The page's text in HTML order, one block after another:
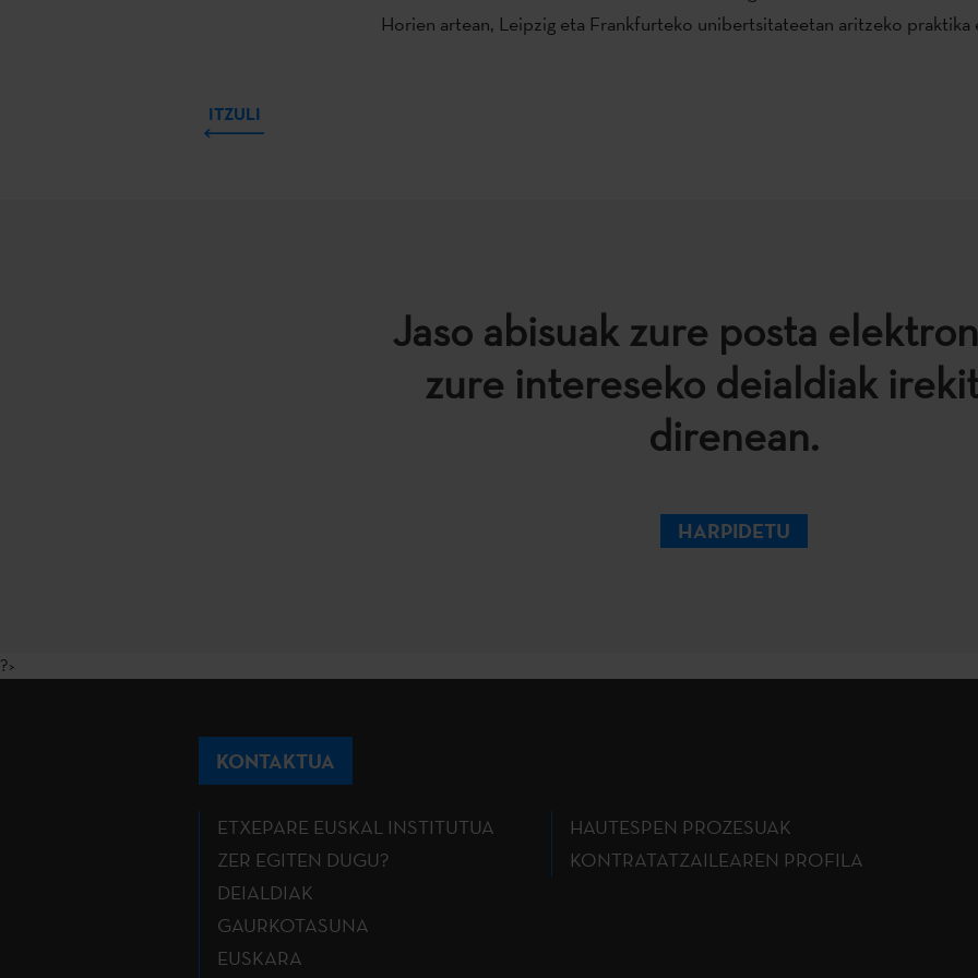
Horien artean, Leipzig eta Frankfurteko unibertsitateetan aritzeko praktika
ITZULI
Jaso abisuak zure posta
zure intereseko deialdiak
direnean.
HARPIDETU
?>
KONTAKTUA
ETXEPARE EUSKAL INSTITUTUA
ZER EGITEN DUGU?
DEIALDIAK
GAURKOTASUNA
EUSKARA
HAUTESPEN PROZESUAK
KONTRATATZAILEAREN PROFILA